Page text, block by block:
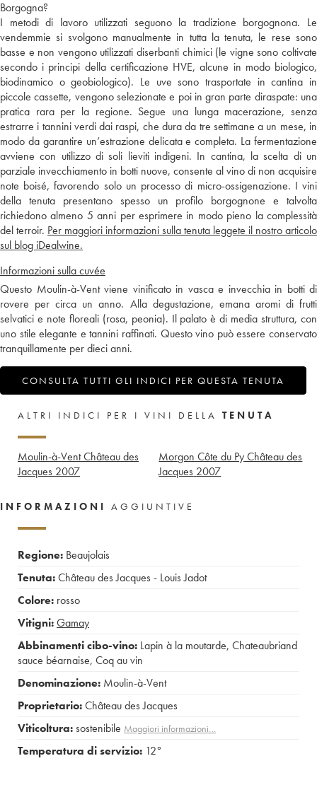
Borgogna?
I metodi di lavoro utilizzati seguono la tradizione borgognona. Le
vendemmie si svolgono manualmente in tutta la tenuta, le rese sono
basse e non vengono utilizzati diserbanti chimici (le vigne sono coltivate
secondo i principi della certificazione HVE, alcune in modo biologico,
biodinamico o geobiologico). Le uve sono trasportate in cantina in
piccole cassette, vengono selezionate e poi in gran parte diraspate: una
pratica rara per la regione. Segue una lunga macerazione, senza
estrarre i tannini verdi dai raspi, che dura da tre settimane a un mese, in
modo da garantire un’estrazione delicata e completa. La fermentazione
avviene con utilizzo di soli lieviti indigeni. In cantina, la scelta di un
parziale invecchiamento in botti nuove, consente al vino di non acquisire
note boisé, favorendo solo un processo di micro-ossigenazione. I vini
della tenuta presentano spesso un profilo borgognone e talvolta
richiedono almeno 5 anni per esprimere in modo pieno la complessità
del terroir. Per maggiori informazioni sulla tenuta leggete il nostro articolo
sul blog iDealwine.
Informazioni sulla cuvée
Questo Moulin-à-Vent viene vinificato in vasca e invecchia in botti di
rovere per circa un anno. Alla degustazione, emana aromi di frutti
selvatici e note floreali (rosa, peonia). Il palato è di media struttura, con
uno stile elegante e tannini raffinati. Questo vino può essere conservato
tranquillamente per dieci anni.
CONSULTA TUTTI GLI INDICI PER QUESTA TENUTA
ALTRI INDICI PER I VINI DELLA TENUTA
Moulin-à-Vent Château des
Jacques 2007
Morgon Côte du Py Château des
Jacques 2007
INFORMAZIONI AGGIUNTIVE
Regione: Beaujolais
Tenuta:Château des Jacques - Louis Jadot
Colore: rosso
Vitigni:Gamay
Abbinamenti cibo-vino: Lapin à la moutarde, Chateaubriand
sauce béarnaise, Coq au vin
Denominazione: Moulin-à-Vent
Proprietario:Château des Jacques
Viticoltura:sostenibile Maggiori informazioni…
Temperatura di servizio: 12°